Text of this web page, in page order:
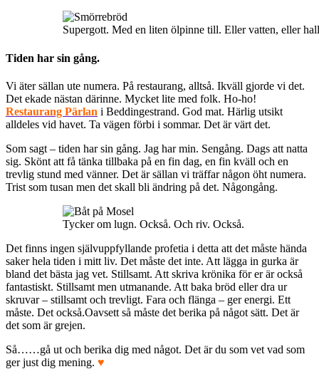
Supergott. Med en liten ölpinne till. Eller vatten, eller
Tiden har sin gång.
Vi äter sällan ute numera. På restaurang, alltså. Ikväll gjorde vi det.
Det ekade nästan därinne. Mycket lite med folk. Ho-ho!
Restaurang Pärlan i Beddingestrand. God mat. Härlig utsikt
alldeles vid havet. Ta vägen förbi i sommar. Det är värt det.
Som sagt – tiden har sin gång. Jag har min. Sengång. Dags att natta
sig. Skönt att få tänka tillbaka på en fin dag, en fin kväll och en
trevlig stund med vänner. Det är sällan vi träffar någon öht numera.
Trist som tusan men det skall bli ändring på det. Någongång.
Tycker om lugn. Också. Och riv. Också.
Det finns ingen självuppfyllande profetia i detta att det måste hända
saker hela tiden i mitt liv. Det måste det inte. Att lägga in gurka är
bland det bästa jag vet. Stillsamt. Att skriva krönika för er är också
fantastiskt. Stillsamt men utmanande. Att baka bröd eller dra ur
skruvar – stillsamt och trevligt. Fara och flänga – ger energi. Ett
måste. Det också.Oavsett så måste det berika på något sätt. Det är
det som är grejen.
Så……gå ut och berika dig med något. Det är du som vet vad som
ger just dig mening. ♥